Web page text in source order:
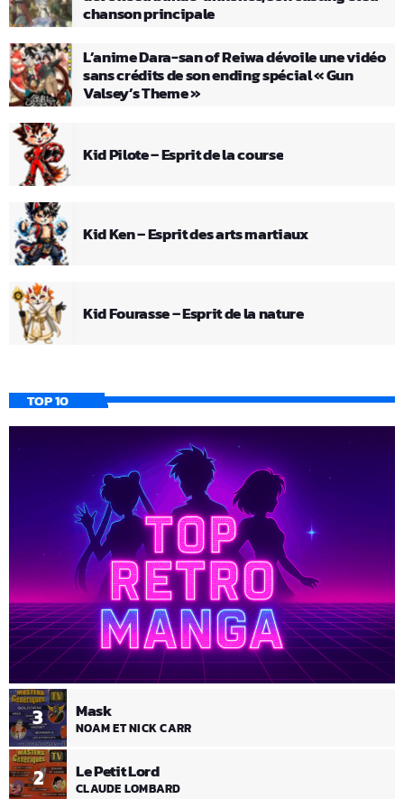
chanson principale
L’anime Dara-san of Reiwa dévoile une vidéo
sans crédits de son ending spécial « Gun
Valsey’s Theme »
Kid Pilote – Esprit de la course
Kid Ken – Esprit des arts martiaux
Kid Fourasse – Esprit de la nature
TOP 10
2 Le Petit Lord
CLAUDE LOMBARD
3 Mask
NOAM ET NICK CARR